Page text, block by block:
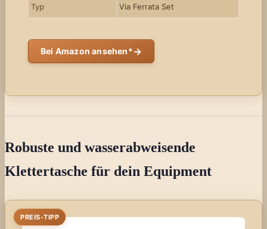
Typ Via Ferrata Set
Bei Amazon ansehen*→
Robuste und wasserabweisende
Klettertasche für dein Equipment
PREIS-TIPP